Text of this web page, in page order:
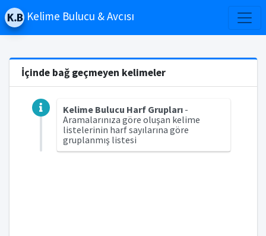
Kelime Bulucu & Avcısı
İçinde bağ geçmeyen kelimeler
Kelime Bulucu Harf Grupları-
Aramalarınıza göre oluşan kelime
listelerinin harf sayılarına göre
gruplanmış listesi